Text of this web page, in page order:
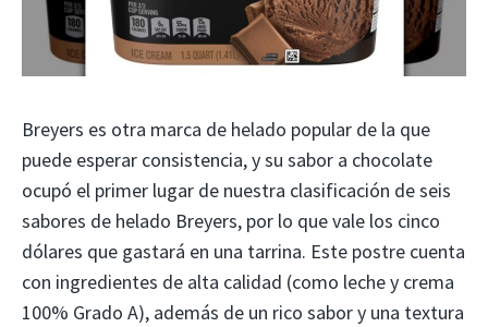
Breyers es otra marca de helado popular de la que
puede esperar consistencia, y su sabor a chocolate
ocupó el primer lugar de nuestra clasificación de seis
sabores de helado Breyers, por lo que vale los cinco
dólares que gastará en una tarrina. Este postre cuenta
con ingredientes de alta calidad (como leche y crema
100% Grado A), además de un rico sabor y una textura